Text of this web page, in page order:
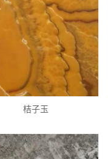
桔子玉